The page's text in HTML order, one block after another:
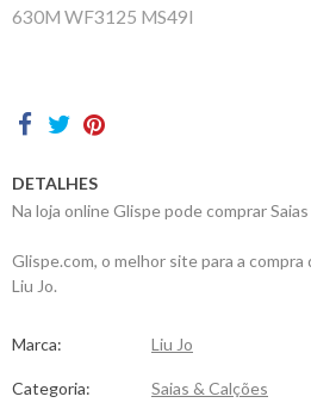
Sobre
630M WF3125 MS49I
DETALHES
Na loja online Glispe pode comprar
Glispe.com, o melhor site para a compra
Liu Jo.
Marca: Liu Jo
Categoria: Saias & Calções